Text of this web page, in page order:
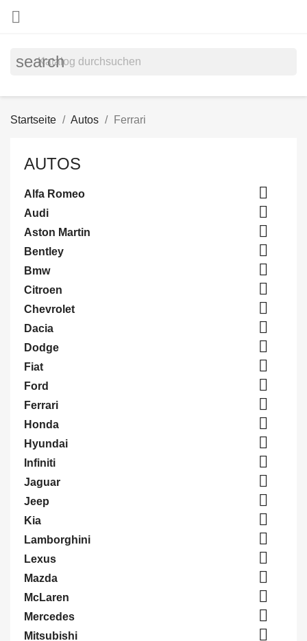

search
Startseite Autos Ferrari
AUTOS
Alfa Romeo 
Audi 
Aston Martin 
Bentley 
Bmw 
Citroen 
Chevrolet 
Dacia 
Dodge 
Fiat 
Ford 
Ferrari 
Honda 
Hyundai 
Infiniti 
Jaguar 
Jeep 
Kia 
Lamborghini 
Lexus 
Mazda 
McLaren 
Mercedes 
Mitsubishi 